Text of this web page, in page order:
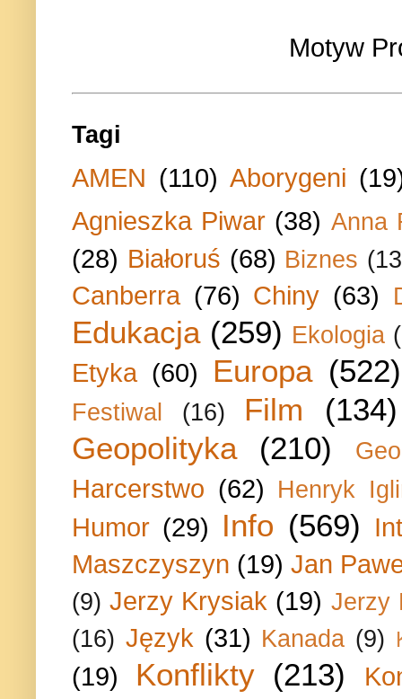
Motyw
Tagi
AMEN (110) Aborygeni
Agnieszka Piwar (38) Anna
(28) Białoruś (68) Biznes
Canberra (76) Chiny (63)
Edukacja (259) Ekologia
Etyka (60) Europa (522)
Festiwal (16) Film
(134)
Geopolityka
(210)
Harcerstwo (62) Henryk
Humor (29) Info (569)
Maszczyszyn (19) Jan
(9) Jerzy Krysiak (19) Jerzy
(16) Język (31) Kanada (9)
(19) Konflikty (213)